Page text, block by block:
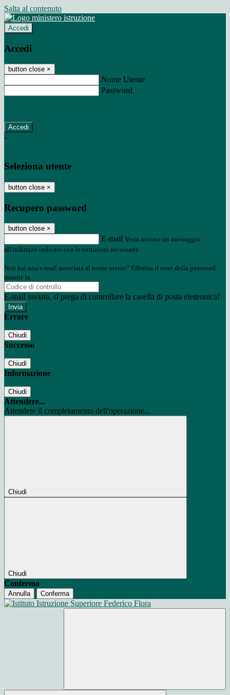
Salta al contenuto
Accedi
Accedi
button close ×
Nome Utente
Password
-
Seleziona utente
button close ×
Recupero password
button close ×
E-mail Verrà inviato un messaggio
all'indirizzo indicato con le istruzioni necessarie.
Non hai una e-mail associata al nome utente? Effettua il reset della password
tramite la
E-mail inviata, si prega di controllare la casella di posta elettronica!
Errore
Chiudi
Successo
Chiudi
Informazione
Chiudi
Attendere...
Attendere il completamento dell'operazione...
Chiudi
Chiudi
Conferma
Annulla Conferma